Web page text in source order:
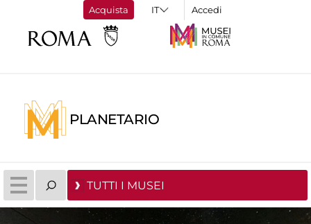
Acquista Accedi
PLANETARIO
TUTTI I MUSEI